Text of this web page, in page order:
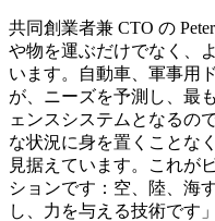
共同創業者兼 CTO の
や物を運ぶだけでなく、
います。自動車、軍事用
が、ニーズを予測し、最
ェンスシステムとなるの
な状況に身を置くことな
見据えています。これが
ションです：空、陸、海
し、力を与える技術です